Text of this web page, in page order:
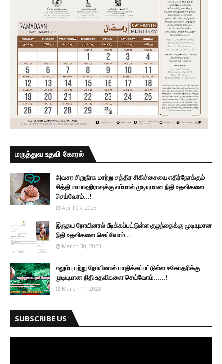
மருத்துவ உதவி கோரல்
அவசர சிறுநீரக மாற்று சத்திர சிகிச்சையை எதிர்நோக்கும்
சித்தி மாபாஹிராவுக்கு எம்மால் முடியுமான நிதி உதவிகளை
செய்வோம்...!
April 07, 2023
இருதய நோயினால் பீடிக்கப்பட்டுள்ள குழந்தைக்கு முடியுமான
நிதி உதவிகளை செய்வோம்...
March 30, 2023
எலும்பு புற்று நோயினால் பாதிக்கப்பட்டுள்ள சகோதரிக்கு
முடியுமான நிதி உதவிகளை செய்வோம்......!
March 11, 2023
SUBSCRIBE US